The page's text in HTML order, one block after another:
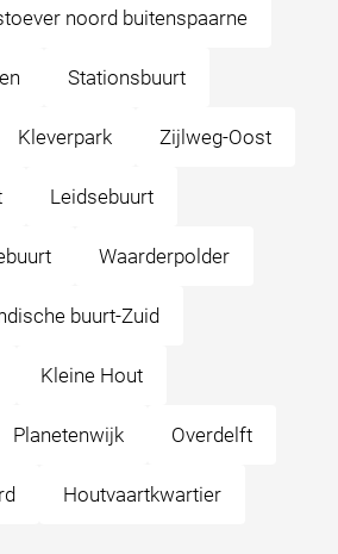
noord buitenspaarne
Stationsbuurt
Kleverpark Zijlweg-Oost
Leidsebuurt
Waarderpolder
buurt-Zuid
Kleine Hout
Planetenwijk Overdelft
Houtvaartkwartier